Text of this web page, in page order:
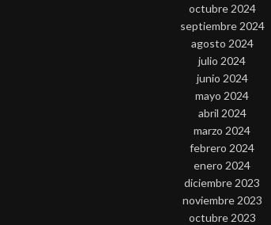
octubre 2024
septiembre 2024
agosto 2024
julio 2024
junio 2024
mayo 2024
abril 2024
marzo 2024
febrero 2024
enero 2024
diciembre 2023
noviembre 2023
octubre 2023